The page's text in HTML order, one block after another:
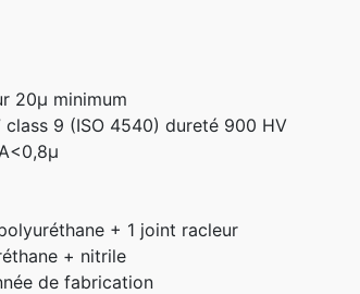
20µ minimum
class 9 (ISO 4540) dureté 900 HV
+ 1 joint racleur
+ nitrile
de fabrication